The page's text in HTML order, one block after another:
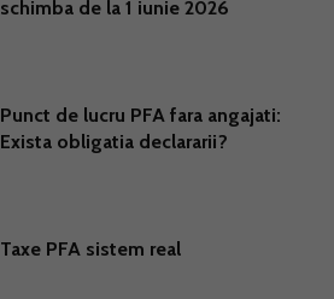
schimba de la 1 iunie 2026
Punct de lucru PFA fara angajati:
Exista obligatia declararii?
Taxe PFA sistem real